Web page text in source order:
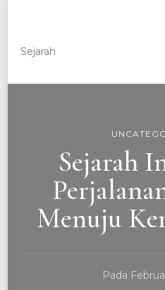
Sejarah
Sejarah
Menuju
Pada